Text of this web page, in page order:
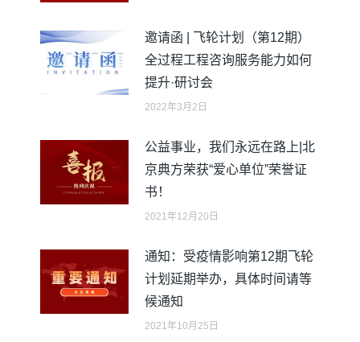
邀请函 | 飞轮计划（第12期）
全过程工程咨询服务能力如何
提升·研讨会
2022年3月2日
公益事业，我们永远在路上|北
京典方荣获“爱心单位”荣誉证
书！
2021年12月20日
通知：受疫情影响第12期飞轮
计划延期举办，具体时间请等
候通知
2021年10月25日